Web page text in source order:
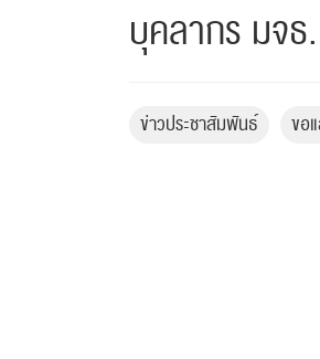
บุคลากร มจธ
ข่าวประชาสัมพันธ์ ขอ